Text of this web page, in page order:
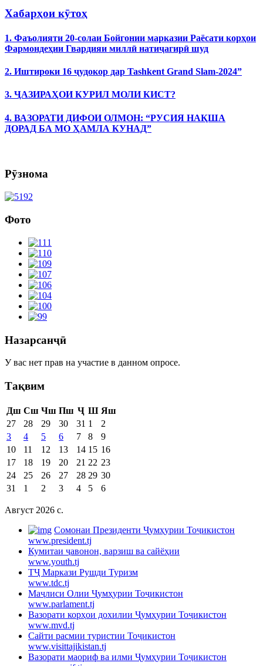
Хабарҳои кӯтоҳ
1. Фаъолияти 20-солаи Бойгонии марказии Раёсати корҳои
Фармондеҳии Гвардияи миллӣ натиҷагирӣ шуд
2. Иштироки 16 ҷудокор дар Tashkent Grand Slam-2024”
3. ҶАЗИРАҲОИ КУРИЛ МОЛИ КИСТ?
4. ВАЗОРАТИ ДИФОИ ОЛМОН: “РУСИЯ НАҚША
ДОРАД БА МО ҲАМЛА КУНАД”
Рӯзнома
Фото
Назарсанҷӣ
У вас нет прав на участие в данном опросе.
Тақвим
Дш Сш Чш Пш Ҷ Ш Яш
27
28 29 30 31 1
2
3
4 5 6 7 8
9
10
11 12 13 14 15 16
17
18 19 20 21 22 23
24
25 26 27 28 29 30
31
1 2 3 4 5 6
Август 2026 c.
Cомонаи Президенти Ҷумҳурии Тоҷикистон
www.president.tj
Кумитаи ҷавонон, варзиш ва сайёҳии
www.youth.tj
ТҶ Маркази Рушди Туризм
www.tdc.tj
Маҷлиси Олии Ҷумҳурии Тоҷикистон
www.parlament.tj
Вазорати корҳои дохилии Ҷумҳурии Тоҷикистон
www.mvd.tj
Сайти расмии туристии Тоҷикистон
www.visittajikistan.tj
Вазорати маориф ва илми Ҷумҳурии Тоҷикистон